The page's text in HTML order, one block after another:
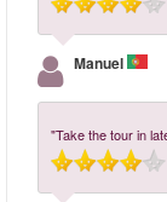
Manuel
"Take the tour in